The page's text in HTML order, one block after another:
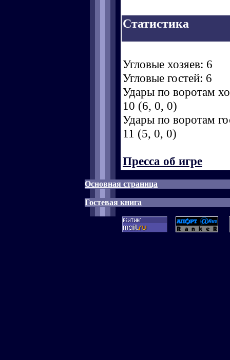
Статистика
Угловые хозяев: 6
Угловые гостей: 6
Удары по воротам
10 (6, 0, 0)
Удары по воротам
11 (5, 0, 0)
Пресса об игре
Основная страница
Гостевая книга